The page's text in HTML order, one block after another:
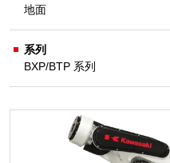
地面
系列
BXP/BTP 系列